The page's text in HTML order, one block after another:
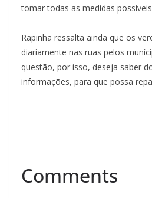
tomar todas as medidas
Rapinha ressalta ainda que os
diariamente nas ruas pelos
questão, por isso, deseja saber
informações, para que possa
Comments